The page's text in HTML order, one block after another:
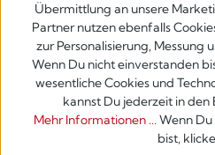
Übermittlung an unsere
Partner nutzen ebenfalls
zur Personalisierung, Messung
Wenn Du nicht einverstanden
wesentliche Cookies und
kannst Du jederzeit in den
Mehr Informationen ...Wenn
bist, klicke